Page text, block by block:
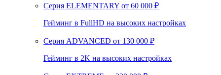
Серия ELEMENTARY от 60 000 ₽
Гейминг в FullHD на высоких настройках
Серия ADVANCED от 130 000 ₽
Гейминг в 2K на высоких настройках